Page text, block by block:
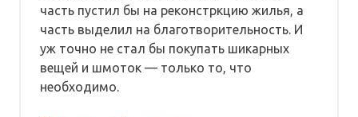
часть пустил бы на реконстркцию жилья, а
часть выделил на благотворительность. И
уж точно не стал бы покупать шикарных
вещей и шмоток — только то, что
необходимо.